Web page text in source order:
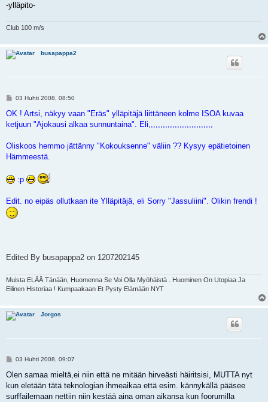
-ylläpito-
Club 100 m/s
busapappa2
V
e
t
03 Huhti 2008, 08:50
OK ! Artsi, näkyy vaan "Eräs" ylläpitäjä liittäneen kolme ISOA kuvaa
ketjuun "Ajokausi alkaa sunnuntaina". Eli,,,,,,,,,,,,,,,,,,,,,,,,,,,
Oliskoos hemmo jättänny "Kokouksenne" väliin ?? Kysyy epätietoinen
Hämmeestä.
:p
Edit. no eipäs ollutkaan ite Ylläpitäjä, eli Sorry "Jassuliini". Olikin frendi !
Edited By busapappa2 on 1207202145
Muista ELÄÄ Tänään, Huomenna Se Voi Olla Myöhäistä . Huominen On Utopiaa Ja
Eilinen Historiaa ! Kumpaakaan Et Pysty Elämään NYT
Jorgos
V
e
t
i
03 Huhti 2008, 09:07
Olen samaa mieltä,ei niin että ne mitään hirveästi häiritsisi, MUTTA nyt
kun eletään tätä teknologian ihmeaikaa että esim. kännykällä pääsee
surffailemaan nettiin niin kestää aina oman aikansa kun foorumilla